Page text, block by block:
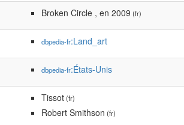
Broken Circle , en 2009 (fr)
dbpedia-fr:Land_art
dbpedia-fr:États-Unis
Tissot(fr)
Robert Smithson (fr)